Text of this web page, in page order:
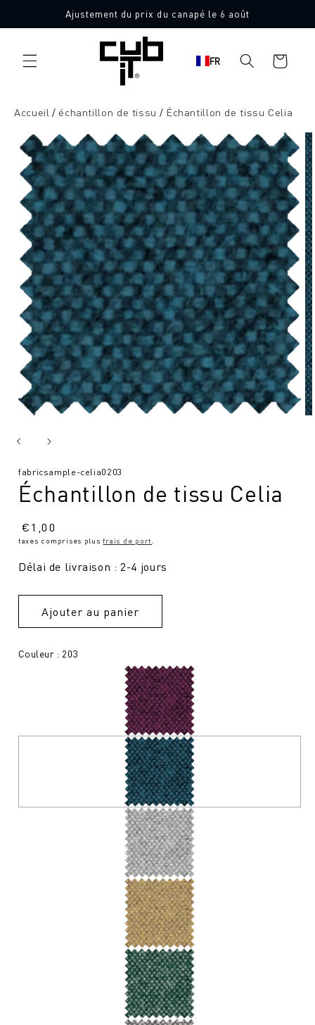
directement
au contenu
Ajustement du prix du canapé le 6 août
FR
Panier
d'achat
Accueil échantillon de tissu Échantillon de tissu Celia
l'information
sur le
produit
10 échantillons de tissu gratuits
SKU
fabricsample-celia0203
Échantillon de tissu Celia
Prix
normal
€1,00
taxes comprises plusfrais de port
Délai de livraison : 2-4 jours
Ajouter au panier
Couleur : 203